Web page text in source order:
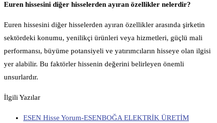
Euren hissesini diğer hisselerden ayıran özellikler nelerdir?
Euren hissesini diğer hisselerden ayıran özellikler arasında şirketin
sektördeki konumu, yenilikçi ürünleri veya hizmetleri, güçlü mali
performansı, büyüme potansiyeli ve yatırımcıların hisseye olan ilgisi
yer alabilir. Bu faktörler hissenin değerini belirleyen önemli
unsurlardır.
İlgili Yazılar
ESEN Hisse Yorum-ESENBOĞA ELEKTRİK ÜRETİM